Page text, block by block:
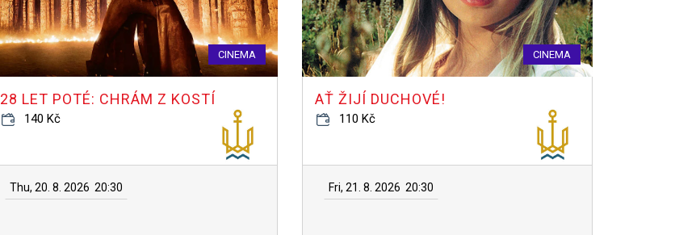
CINEMA
28 LET POTÉ: CHRÁM Z KOSTÍ
140 Kč
Thu, 20. 8. 2026 20:30
CINEMA
AŤ ŽIJÍ DUCHOVÉ!
110 Kč
Fri, 21. 8. 2026 20:30